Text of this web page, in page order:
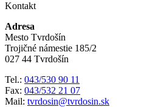
Kontakt
Adresa
Mesto Tvrdošín
Trojičné námestie 185/2
027 44 Tvrdošín
Tel.: 043/530 90 11
Fax: 043/532 21 07
Mail: tvrdosin@tvrdosin.sk